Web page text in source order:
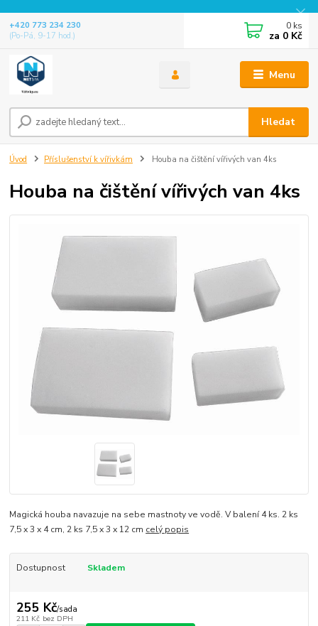
Menu
Hledat
+420 773 234 230
(Po-Pá, 9-17 hod.)
0 ks
za 0 Kč
Úvod Příslušenství k vířivkám Houba na čištění vířivých van 4ks
Houba na čištění vířivých van 4ks
Magická houba navazuje na sebe mastnoty ve vodě. V balení 4 ks. 2 ks
7,5 x 3 x 4 cm, 2 ks 7,5 x 3 x 12 cm celý popis
Dostupnost Skladem
255 Kč/sada
211 Kč bez DPH